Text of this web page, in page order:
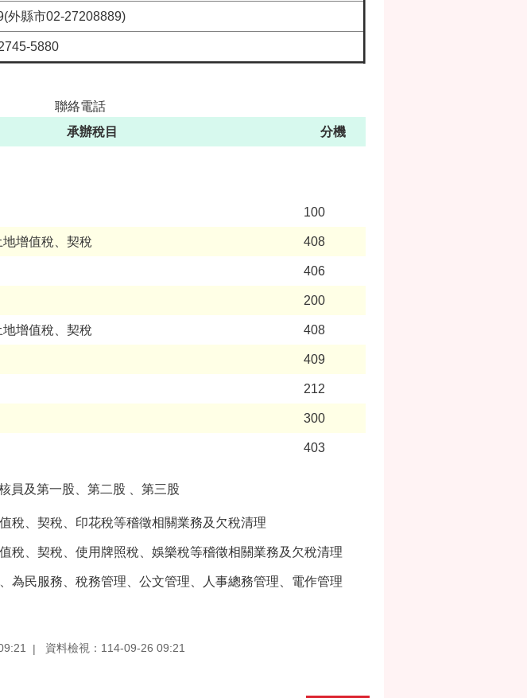
外縣市02-27208889)
5880
承辦稅目 分機
聯絡電話
100
增值稅、契稅 408
406
200
增值稅、契稅 408
409
212
300
403
員及第一股、第二股 、第三股
稅、契稅、印花稅等稽徵相關業務及欠稅清理
稅、契稅、使用牌照稅、娛樂稅等稽徵相關業務及欠稅清理
為民服務、稅務管理、公文管理、人事總務管理、電作管理
資料檢視：114-09-26 09:21